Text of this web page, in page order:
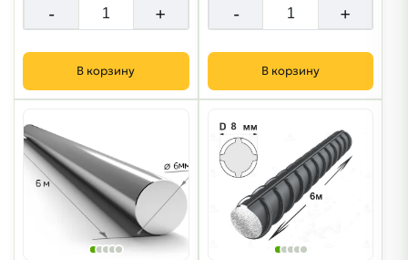
- +
В корзину
- +
В корзину